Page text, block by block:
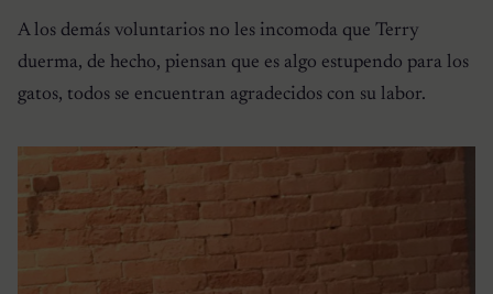
A los demás voluntarios no les incomoda que Terry
duerma, de hecho, piensan que es algo estupendo para los
gatos, todos se encuentran agradecidos con su labor.